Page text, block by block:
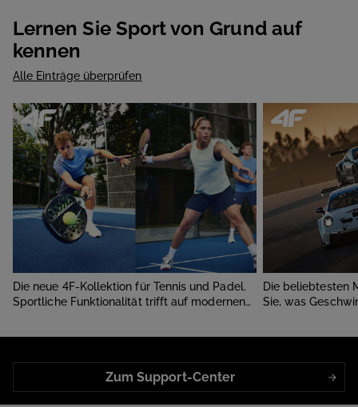
Lernen Sie Sport von Grund auf
kennen
Alle Einträge überprüfen
Die neue 4F-Kollektion für Tennis und Padel.
Sportliche Funktionalität trifft auf modernen Stil.
Die beliebtesten
Sie, was
Über uns
Informationen